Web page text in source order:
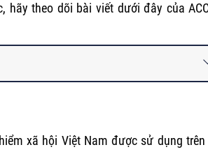
hãy theo dõi bài viết dưới đây của
xã hội Việt Nam được sử dụng trên